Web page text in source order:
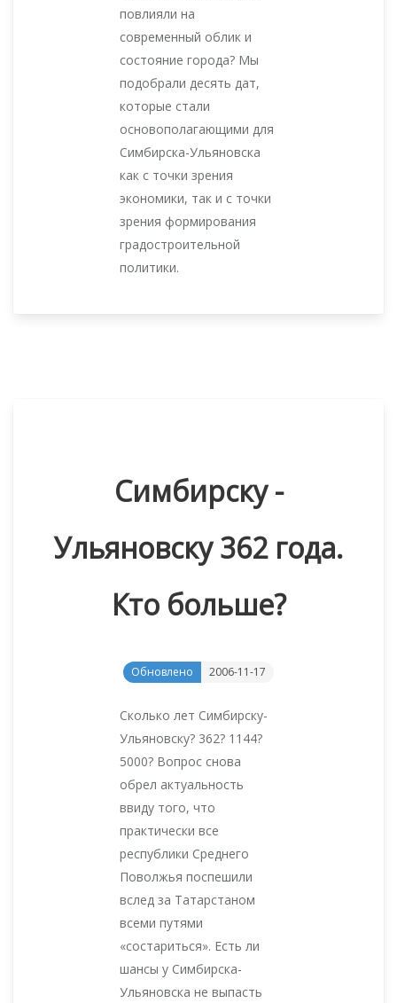
повлияли на
современный облик и
состояние города? Мы
подобрали десять дат,
которые стали
основополагающими для
Симбирска-Ульяновска
как с точки зрения
экономики, так и с точки
зрения формирования
градостроительной
политики.
Симбирску -
Ульяновску 362 года.
Кто больше?
Обновлено 2006-11-17
Сколько лет Симбирску-
Ульяновску? 362? 1144?
5000? Вопрос снова
обрел актуальность
ввиду того, что
практически все
республики Среднего
Поволжья поспешили
вслед за Татарстаном
всеми путями
«состариться». Есть ли
шансы у Симбирска-
Ульяновска не выпасть